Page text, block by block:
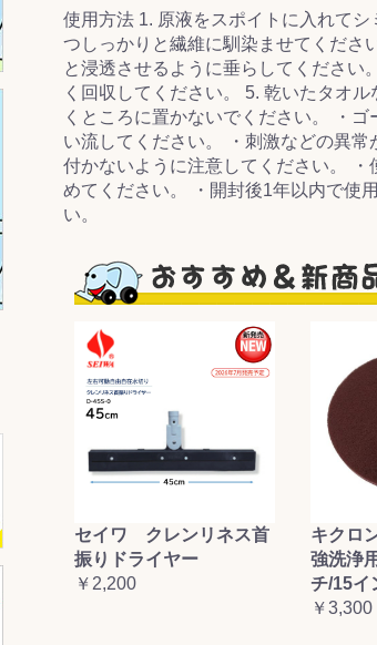
使用方法 1. 原液をスポイトに入れて
つしっかりと繊維に馴染ませてくださ
と浸透させるように垂らしてくださ
く回収してください。 5. 乾いたタオ
くところに置かないでください。 ・
い流してください。 ・刺激などの異
付かないように注意してください。
めてください。 ・開封後1年以内で使
い。
セイワ クレンリネス首
振りドライヤー
￥2,200
キクロ
強洗浄
チ/15イ
￥